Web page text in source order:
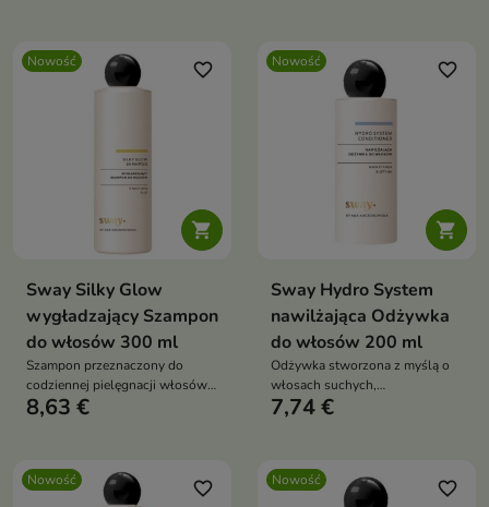
Nowość

favorite_border
Sway Silky Glow
wygładzający Szampon
do włosów 300 ml
Szampon przeznaczony do
codziennej pielęgnacji włosów
niesfornych, puszących się i
8,63 €
Nowość

favorite_border
Sway Hydro System
nawilżająca Odżywka
do włosów 200 ml
Odżywka stworzona z myślą o
włosach suchych,
odwodnionych i pozbawionych
7,74 €
Nowość favorite_border Nowość favorite_border